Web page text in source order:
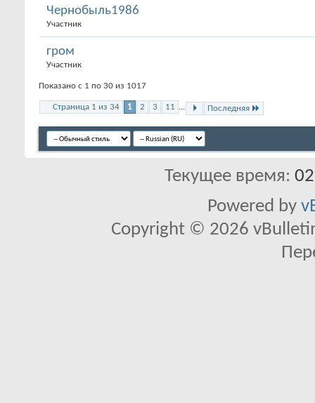
Чернобыль1986
Участник
гром
Участник
Показано с 1 по 30 из 1017
Страница 1 из 34 1 2 3 11 ... Последняя
Текущее время:
Powered by
Copyright © 2026